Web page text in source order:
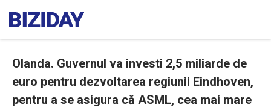
Olanda. Guvernul va investi 2,5 miliarde de
euro pentru dezvoltarea regiunii Eindhoven,
pentru a se asigura că ASML, cea mai mare